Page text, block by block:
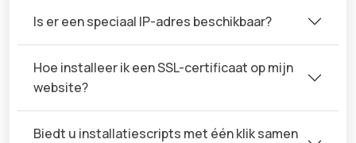
Is er een speciaal IP-adres beschikbaar?
Hoe installeer ik een SSL-certificaat op mijn
website?
Biedt u installatiescripts met één klik samen